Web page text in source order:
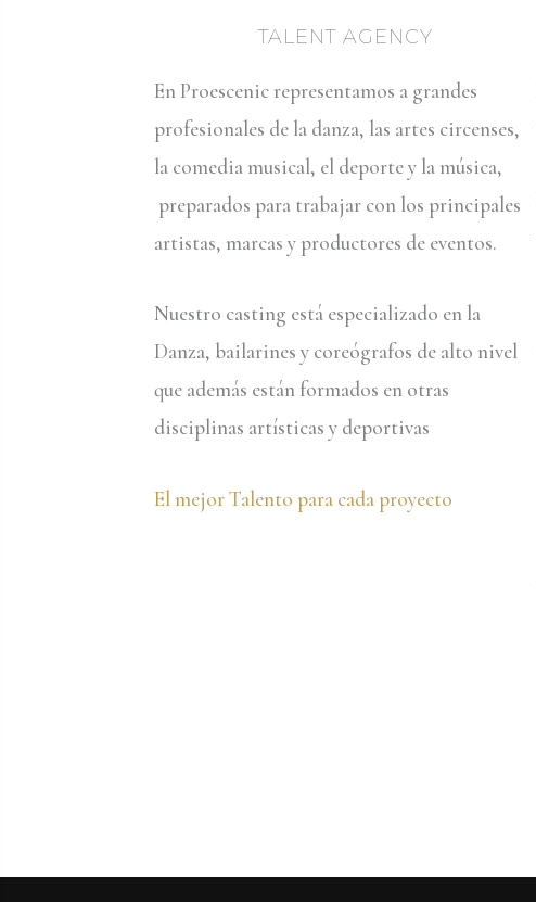
TALENT AGENCY
En Proescenic representamos a grandes
profesionales de la danza, las artes circenses,
la comedia musical, el deporte y la música,
preparados para trabajar con los principales
artistas, marcas y productores de eventos.
Nuestro casting está especializado en la
Danza, bailarines y coreógrafos de alto nivel
que además están formados en otras
disciplinas artísticas y deportivas
El mejor Talento para cada proyecto